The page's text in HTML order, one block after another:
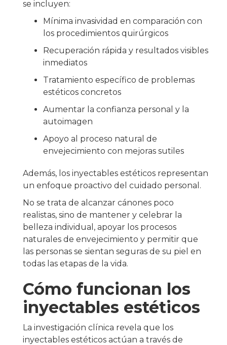
se incluyen:
Mínima invasividad en comparación con
los procedimientos quirúrgicos
Recuperación rápida y resultados visibles
inmediatos
Tratamiento específico de problemas
estéticos concretos
Aumentar la confianza personal y la
autoimagen
Apoyo al proceso natural de
envejecimiento con mejoras sutiles
Además, los inyectables estéticos representan
un enfoque proactivo del cuidado personal.
No se trata de alcanzar cánones poco
realistas, sino de mantener y celebrar la
belleza individual, apoyar los procesos
naturales de envejecimiento y permitir que
las personas se sientan seguras de su piel en
todas las etapas de la vida.
Cómo funcionan los
inyectables estéticos
La investigación clínica revela que los
inyectables estéticos actúan a través de